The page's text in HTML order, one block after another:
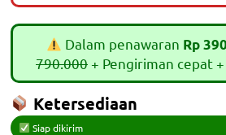
Dalam penawaran Rp
790.000 + Pengiriman cepat
Ketersediaan
Siap dikirim